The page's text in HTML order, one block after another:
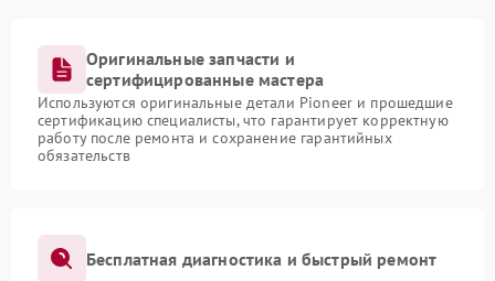
Оригинальные запчасти и
сертифицированные мастера
Используются оригинальные детали Pioneer и прошедшие
сертификацию специалисты, что гарантирует корректную
работу после ремонта и сохранение гарантийных
обязательств
Бесплатная диагностика и быстрый ремонт